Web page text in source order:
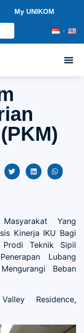
My UNIKOM
Yang
Kinerja IKU Bagi
Prodi Teknik Sipil
Lubang
Beban
Residence,